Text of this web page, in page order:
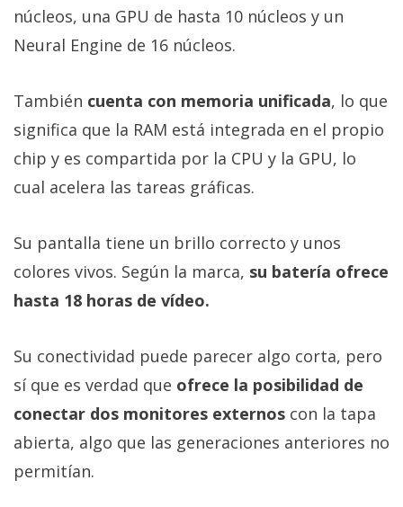
núcleos, una GPU de hasta 10 núcleos y un
Neural Engine de 16 núcleos.
También cuenta con memoria unificada, lo que
significa que la RAM está integrada en el propio
chip y es compartida por la CPU y la GPU, lo
cual acelera las tareas gráficas.
Su pantalla tiene un brillo correcto y unos
colores vivos. Según la marca, su batería ofrece
hasta 18 horas de vídeo.
Su conectividad puede parecer algo corta, pero
sí que es verdad que ofrece la posibilidad de
conectar dos monitores externos con la tapa
abierta, algo que las generaciones anteriores no
permitían.